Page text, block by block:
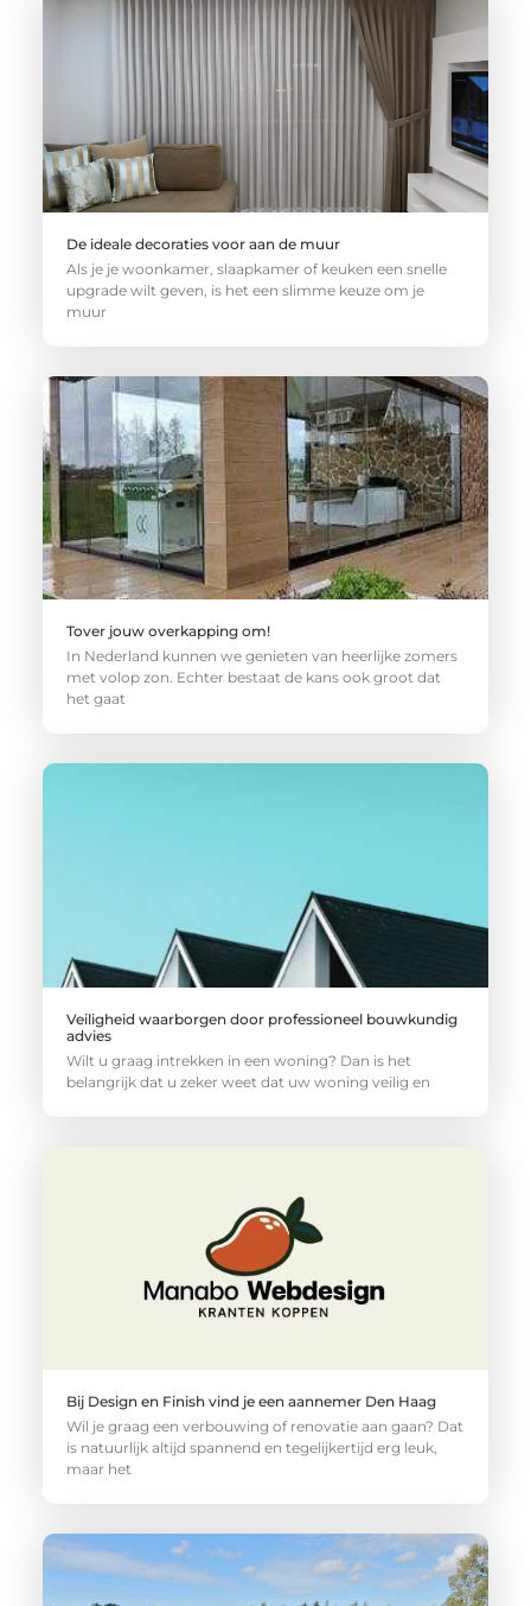
De ideale decoraties voor aan de muur
Als je je woonkamer, slaapkamer of keuken een snelle
upgrade wilt geven, is het een slimme keuze om je
muur
Tover jouw overkapping om!
In Nederland kunnen we genieten van heerlijke zomers
met volop zon. Echter bestaat de kans ook groot dat
het gaat
Veiligheid waarborgen door professioneel bouwkundig
advies
Wilt u graag intrekken in een woning? Dan is het
belangrijk dat u zeker weet dat uw woning veilig en
Bij Design en Finish vind je een aannemer Den Haag
Wil je graag een verbouwing of renovatie aan gaan? Dat
is natuurlijk altijd spannend en tegelijkertijd erg leuk,
maar het